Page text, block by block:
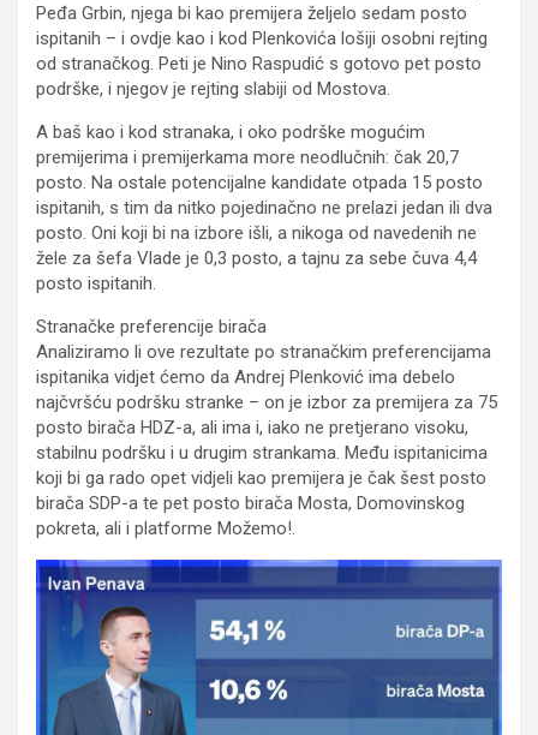
Peđa Grbin, njega bi kao premijera željelo sedam posto
ispitanih – i ovdje kao i kod Plenkovića lošiji osobni rejting
od stranačkog. Peti je Nino Raspudić s gotovo pet posto
podrške, i njegov je rejting slabiji od Mostova.
A baš kao i kod stranaka, i oko podrške mogućim
premijerima i premijerkama more neodlučnih: čak 20,7
posto. Na ostale potencijalne kandidate otpada 15 posto
ispitanih, s tim da nitko pojedinačno ne prelazi jedan ili dva
posto. Oni koji bi na izbore išli, a nikoga od navedenih ne
žele za šefa Vlade je 0,3 posto, a tajnu za sebe čuva 4,4
posto ispitanih.
Stranačke preferencije birača
Analiziramo li ove rezultate po stranačkim preferencijama
ispitanika vidjet ćemo da Andrej Plenković ima debelo
najčvršću podršku stranke – on je izbor za premijera za 75
posto birača HDZ-a, ali ima i, iako ne pretjerano visoku,
stabilnu podršku i u drugim strankama. Među ispitanicima
koji bi ga rado opet vidjeli kao premijera je čak šest posto
birača SDP-a te pet posto birača Mosta, Domovinskog
pokreta, ali i platforme Možemo!.